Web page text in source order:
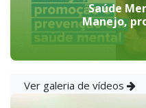
Saúde
Manejo,
Ver galeria de vídeos